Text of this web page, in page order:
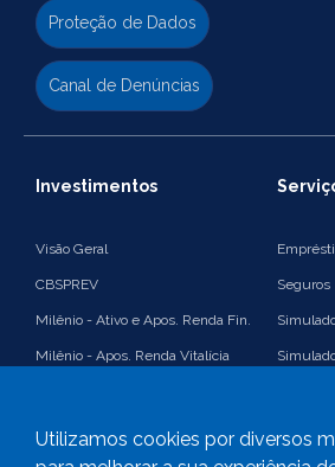
Proteção de Dados
Canal de Denúncias
Investimentos
Visão Geral
CBSPREV
Milênio - Ativo e Apos. Renda Fin.
Milênio - Apos. Renda Vitalícia
PGA
Seguros
Fiscal
Utilizamos cookies por diversos